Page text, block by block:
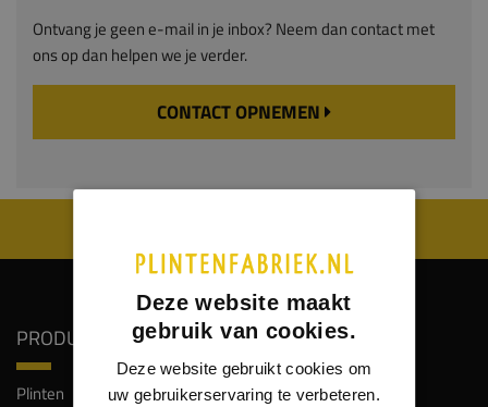
Ontvang je geen e-mail in je inbox? Neem dan contact met
ons op dan helpen we je verder.
CONTACT OPNEMEN
PRODUCTEN
Plinten
SERVICE
Klantenservice
Deze website maakt
gebruik van cookies.
Deze website gebruikt cookies om
uw gebruikerservaring te verbeteren.